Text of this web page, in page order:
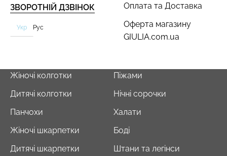
Оплата та Доставка
Оферта магазину
GIULIA.com.ua
ЗВОРОТНІЙ ДЗВІНОК
Укр Рус
Жіночі колготки
Дитячі колготки
Панчохи
Жіночі шкарпетки
Дитячі шкарпетки
Піжами
Нічні сорочки
Халати
Боді
Штани та легінси